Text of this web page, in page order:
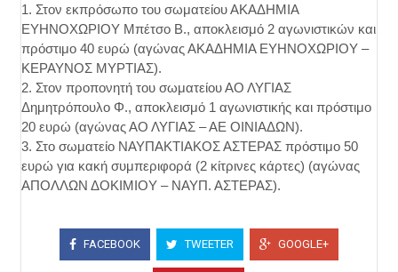
1. Στον εκπρόσωπο του σωματείου ΑΚΑΔΗΜΙΑ
ΕΥΗΝΟΧΩΡΙΟΥ Μπέτσο Β., αποκλεισμό 2 αγωνιστικών και
πρόστιμο 40 ευρώ (αγώνας ΑΚΑΔΗΜΙΑ ΕΥΗΝΟΧΩΡΙΟΥ –
ΚΕΡΑΥΝΟΣ ΜΥΡΤΙΑΣ).
2. Στον προπονητή του σωματείου ΑΟ ΛΥΓΙΑΣ
Δημητρόπουλο Φ., αποκλεισμό 1 αγωνιστικής και πρόστιμο
20 ευρώ (αγώνας ΑΟ ΛΥΓΙΑΣ – ΑΕ ΟΙΝΙΑΔΩΝ).
3. Στο σωματείο ΝΑΥΠΑΚΤΙΑΚΟΣ ΑΣΤΕΡΑΣ πρόστιμο 50
ευρώ για κακή συμπεριφορά (2 κίτρινες κάρτες) (αγώνας
ΑΠΟΛΛΩΝ ΔΟΚΙΜΙΟΥ – ΝΑΥΠ. ΑΣΤΕΡΑΣ).
FACEBOOK TWEETER GOOGLE+